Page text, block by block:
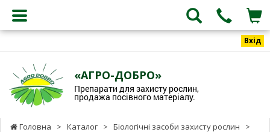
Вхід
«АГРО-ДОБРО»
Препарати для захисту рослин,
продажа посівного матеріалу.
Головна > Каталог > Біологічні засоби захисту рослин
>